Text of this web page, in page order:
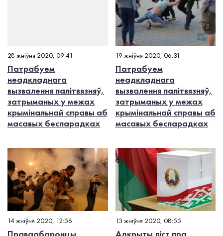
28 жніўня 2020, 09:41
Патрабуем
неадкладнага
вызвалення палітвязняў,
затрыманых у межах
крымінальнай справы аб
масавых беспарадках
19 жніўня 2020, 06:31
Патрабуем
неадкладнага
вызвалення палітвязняў,
затрыманых у межах
крымінальнай справы аб
масавых беспарадках
14 жніўня 2020, 12:56
Праваабаронцы
13 жніўня 2020, 08:55
Адкрыты ліст пра